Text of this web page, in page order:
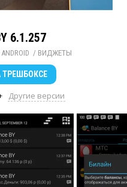
6.1.257
ANDROID / ВИДЖЕТЫ
ТРЕШБОКСЕ
Другие версии